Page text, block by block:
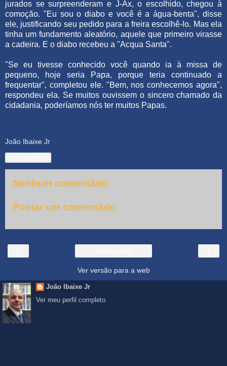
jurados se surpreenderam e J-Ax, o escolhido, chegou à
comoção. "Eu sou o diabo e você é a água-benta", disse
ele, justificando seu pedido para a freira escolhê-lo. Mas ela
tinha um fundamento aleatório, aquele que primeiro virasse
a cadeira. E o diabo recebeu a "Acqua Santa".
"Se eu tivesse conhecido você quando ia à missa de
pequeno, hoje seria Papa, porque teria continuado a
frequentar", completou ele. "Bem, nos conhecemos agora",
respondeu ela. Se muitos ouvissem o sincero chamado da
cidadania, poderíamos nós ter muitos Papas.
João Ibaixe Jr
Nenhum comentário:
Postar um comentário
Ver versão para a web
João Ibaixe Jr
Ver meu perfil completo